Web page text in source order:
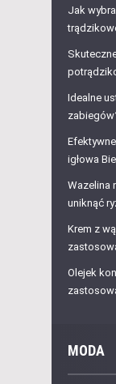
Jak
Idealne
igłowa
Wazelina
uniknąć
Krem z
Olejek
MODA